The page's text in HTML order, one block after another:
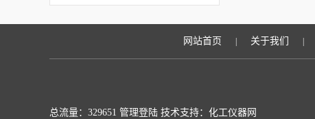
网站首页 关于我们
总流量：329651 管理登陆 技术支持：化工仪器网